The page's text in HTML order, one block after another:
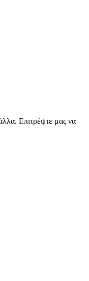
Επιτρέψτε μας να